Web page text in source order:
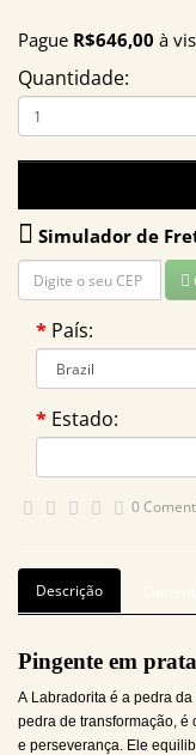
Pague R$646,00 à
Quantidade:
Simulador de
País:
Estado:
0
Descrição
Pingente em
A Labradorita é a pedra
pedra de transformação, é
e perseverança. Ele